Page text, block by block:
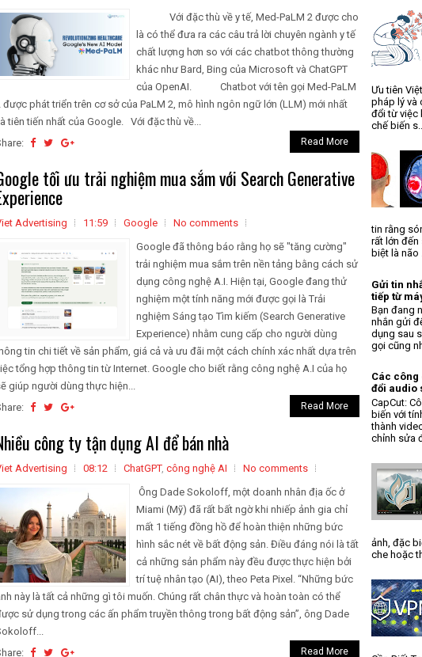
Với đặc thù về y tế, Med-PaLM 2 được cho
là có thể đưa ra các câu trả lời chuyên ngành y tế
chất lượng hơn so với các chatbot thông thường
khác như Bard, Bing của Microsoft và ChatGPT
của OpenAI. Chatbot với tên gọi Med-PaLM
được phát triển trên cơ sở của PaLM 2, mô hình ngôn ngữ lớn (LLM) mới nhất
tiên tiến nhất của Google. Với đặc thù về...
Read More
tối ưu trải nghiệm mua sắm với Search Generative
Advertising 11:59 Google
No comments
Google đã thông báo rằng họ sẽ "tăng cường"
trải nghiệm mua sắm trên nền tảng bằng cách sử
dụng công nghệ A.I. Hiện tại, Google đang thử
nghiệm một tính năng mới được gọi là Trải
nghiệm Sáng tạo Tìm kiếm (Search Generative
Experience) nhằm cung cấp cho người dùng
tin chi tiết về sản phẩm, giá cả và ưu đãi một cách chính xác nhất dựa trên
tổng hợp thông tin từ Internet. Google cho biết rằng công nghệ A.I của họ
giúp người dùng thực hiện...
Read More
công ty tận dụng AI để bán nhà
Advertising 08:12 ChatGPT, công nghệ AI
No comments
Ông Dade Sokoloff, một doanh nhân địa ốc ở
Miami (Mỹ) đã rất bất ngờ khi nhiếp ảnh gia chỉ
mất 1 tiếng đồng hồ để hoàn thiện những bức
hình sắc nét về bất động sản. Điều đáng nói là tất
cả những sản phẩm này đều được thực hiện bởi
trí tuệ nhân tạo (AI), theo Peta Pixel. “Những bức
này là tất cả những gì tôi muốn. Chúng rất chân thực và hoàn toàn có thể
sử dụng trong các ấn phẩm truyền thông trong bất động sản”, ông Dade
Read More
Ưu tiên
pháp lý và
đổi từ việc
chế biến s...
tin rằng
rất lớn
biệt là não
Gửi tin
tiếp từ
Bạn đang
nhắn gửi
dụng sau
gọi cũng
Các công
đổi audio
CapCut:
biến với
thành
chỉnh sửa
ảnh, đặc
che hoặc